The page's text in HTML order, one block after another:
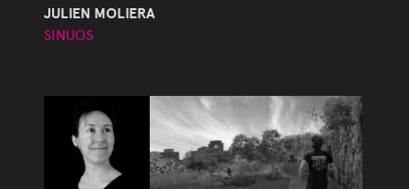
JULIEN MOLIERA
SINUOS